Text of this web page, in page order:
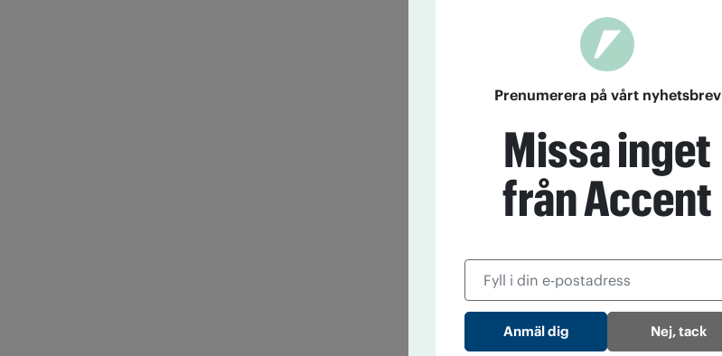
Prenumerera på vårt nyhetsbrev
Missa inget
från Accent
Nej, tack